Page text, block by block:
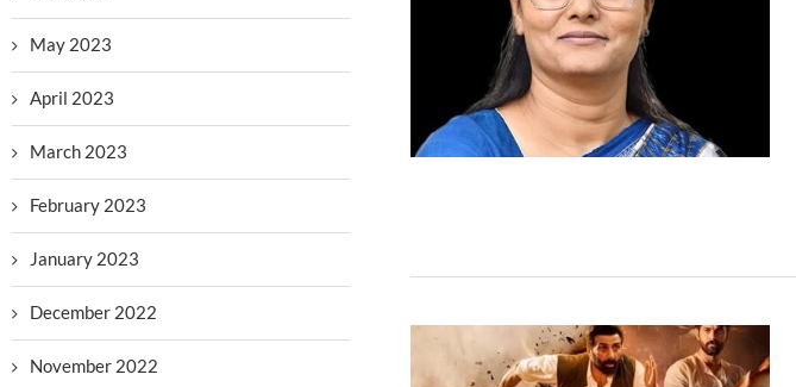
May 2023
April 2023
March 2023
February 2023
January 2023
December 2022
November 2022